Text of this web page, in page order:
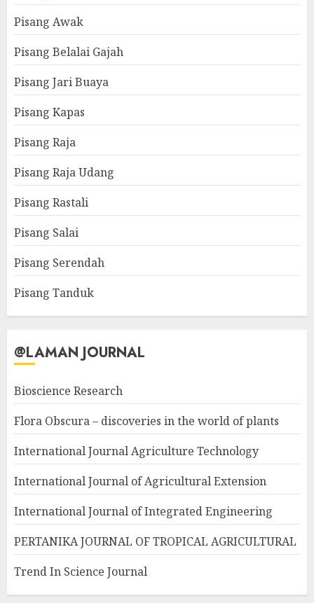
Pisang Awak
Pisang Belalai Gajah
Pisang Jari Buaya
Pisang Kapas
Pisang Raja
Pisang Raja Udang
Pisang Rastali
Pisang Salai
Pisang Serendah
Pisang Tanduk
@LAMAN JOURNAL
Bioscience Research
Flora Obscura – discoveries in the world of plants
International Journal Agriculture Technology
International Journal of Agricultural Extension
International Journal of Integrated Engineering
PERTANIKA JOURNAL OF TROPICAL AGRICULTURAL
Trend In Science Journal